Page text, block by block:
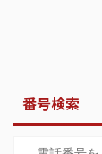
番号検索